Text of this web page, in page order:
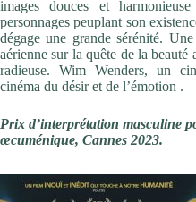
images douces et
personnages peuplant son
dégage une grande sérénité.
aérienne sur la quête de la
radieuse. Wim Wenders, un
cinéma du désir et de l’émotion .
Prix d’interprétation masculine
œcuménique, Cannes 2023.